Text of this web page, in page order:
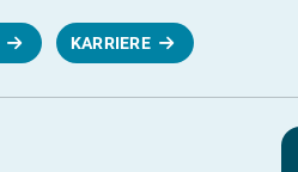
KARRIERE